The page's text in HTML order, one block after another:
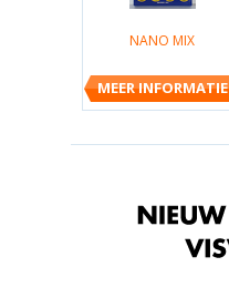
NANO MIX
MEER INFORMATIE